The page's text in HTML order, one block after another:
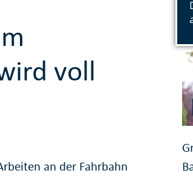
voll
an der Fahrbahn